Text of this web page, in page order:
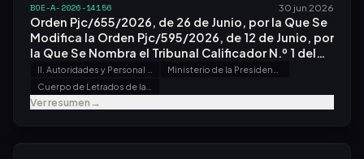
BOE-A-2026-14156 30 jun 2026
Orden Pjc/655/2026, de 26 de Junio, por la Que Se
Modifica la Orden Pjc/595/2026, de 12 de Junio, por
la Que Se Nombra el Tribunal Calificador N.º 1 del
Proceso Selectivo para Ingreso, por el Sistema
General de Acceso Libre y Promoción Interna, en el
Cuerpo de Letrados de la Administración de
Justicia, Convocado por Orden Pjc/144/2026, de
Ver resumen→